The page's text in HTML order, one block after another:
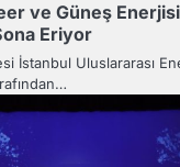
ve Güneş
Eriyor
İstanbul Uluslararası